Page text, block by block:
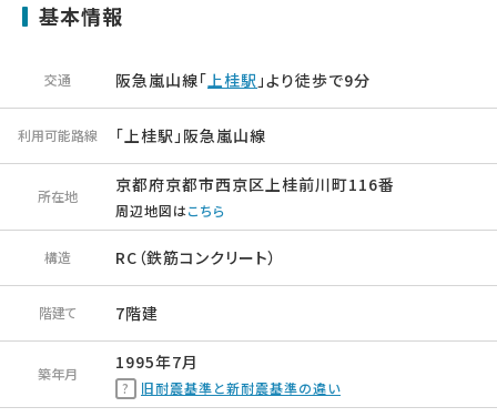
基本情報
交通 阪急嵐山線「 上桂駅 」より徒歩で9分
利用可能路線 「上桂駅」阪急嵐山線
所在地
京都府京都市西京区上桂前川町116番
周辺地図はこちら
構造 RC（鉄筋コンクリート）
階建て 7階建
築年月
1995年7月
旧耐震基準と新耐震基準の違い